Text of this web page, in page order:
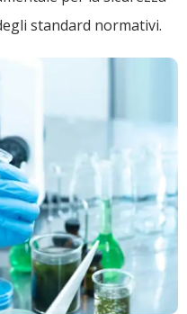
standard normativi.